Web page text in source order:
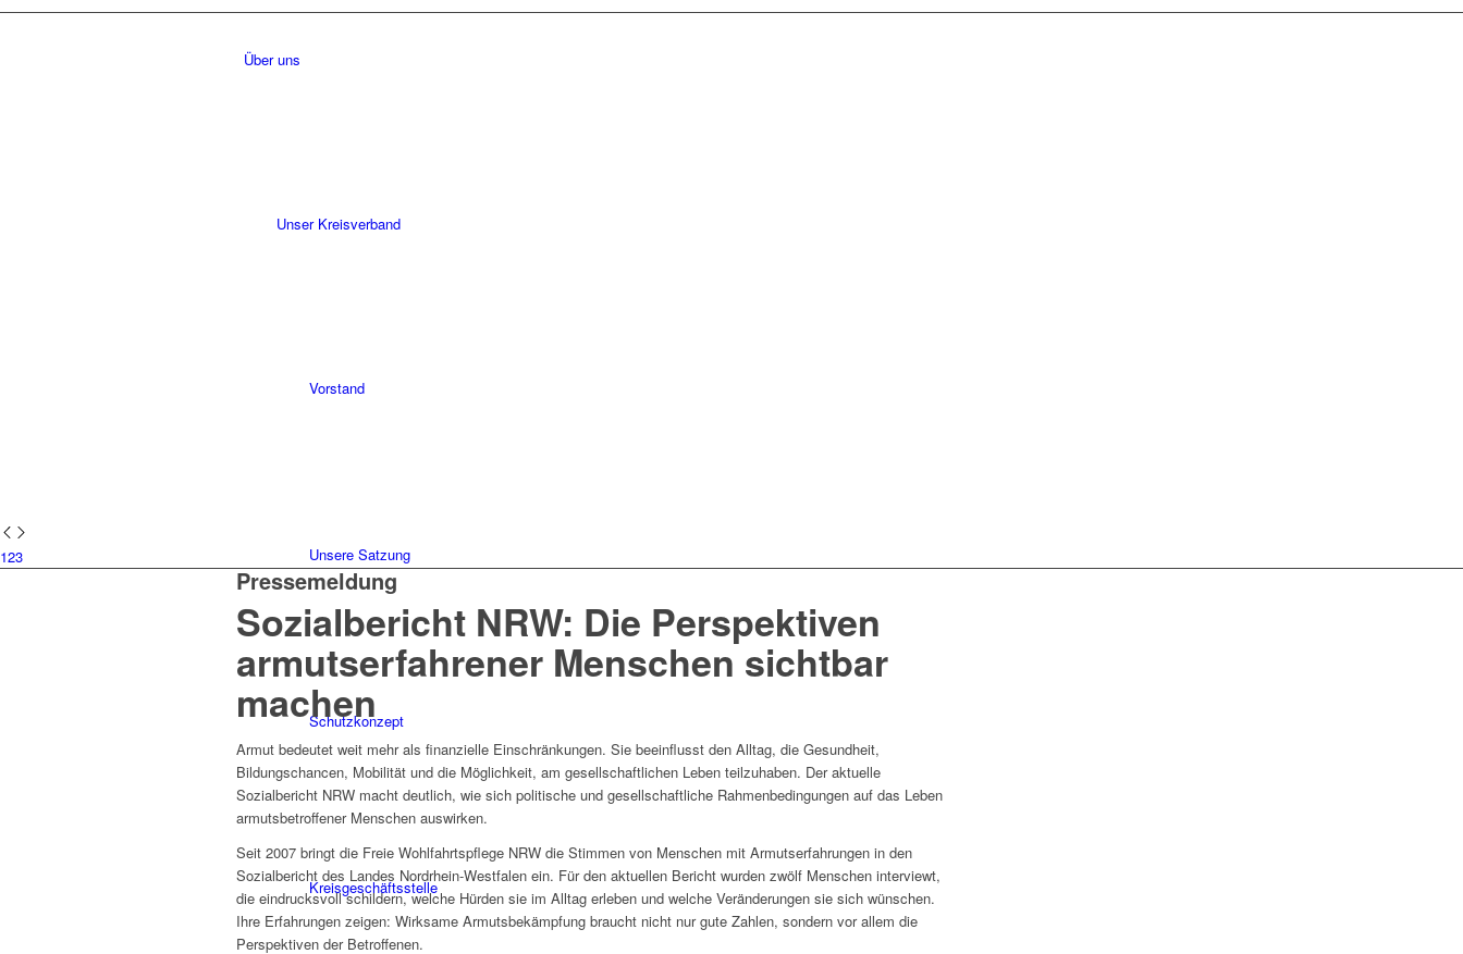
Über uns
Unser Kreisverband
Vorstand
Unsere Satzung
Schutzkonzept
Kreisgeschäftsstelle
123
Pressemeldung
Sozialbericht NRW: Die Perspektiven
armutserfahrener Menschen sichtbar
machen
Armut bedeutet weit mehr als finanzielle Einschränkungen. Sie beeinflusst den Alltag, die Gesundheit,
Bildungschancen, Mobilität und die Möglichkeit, am gesellschaftlichen Leben teilzuhaben. Der aktuelle
Sozialbericht NRW macht deutlich, wie sich politische und gesellschaftliche Rahmenbedingungen auf das Leben
armutsbetroffener Menschen auswirken.
Seit 2007 bringt die Freie Wohlfahrtspflege NRW die Stimmen von Menschen mit Armutserfahrungen in den
Sozialbericht des Landes Nordrhein-Westfalen ein. Für den aktuellen Bericht wurden zwölf Menschen interviewt,
die eindrucksvoll schildern, welche Hürden sie im Alltag erleben und welche Veränderungen sie sich wünschen.
Ihre Erfahrungen zeigen: Wirksame Armutsbekämpfung braucht nicht nur gute Zahlen, sondern vor allem die
Perspektiven der Betroffenen.